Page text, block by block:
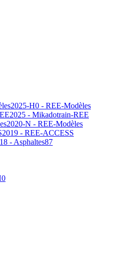
2025-H0 - REE-Modèles
2025 - Mikadotrain-REE
2020-N - REE-Modèles
2019 - REE-ACCESS
- Asphaltes87